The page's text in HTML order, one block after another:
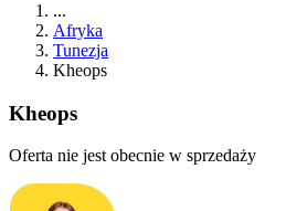
...
Afryka
Tunezja
Kheops
Kheops
Oferta nie jest obecnie w sprzedaży